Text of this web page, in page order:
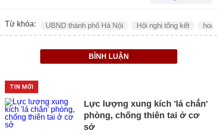
Từ khóa: UBND thành phố Hà Nội Hội nghị tổng kết
BÌNH LUẬN
TIN MỚI
Lực lượng xung kích 'lá chắn'
phòng, chống thiên tai ở cơ
sở